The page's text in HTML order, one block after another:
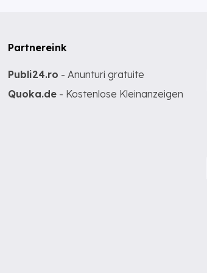
Partnereink
Publi24.ro - Anunturi gratuite
Quoka.de - Kostenlose Kleinanzeigen